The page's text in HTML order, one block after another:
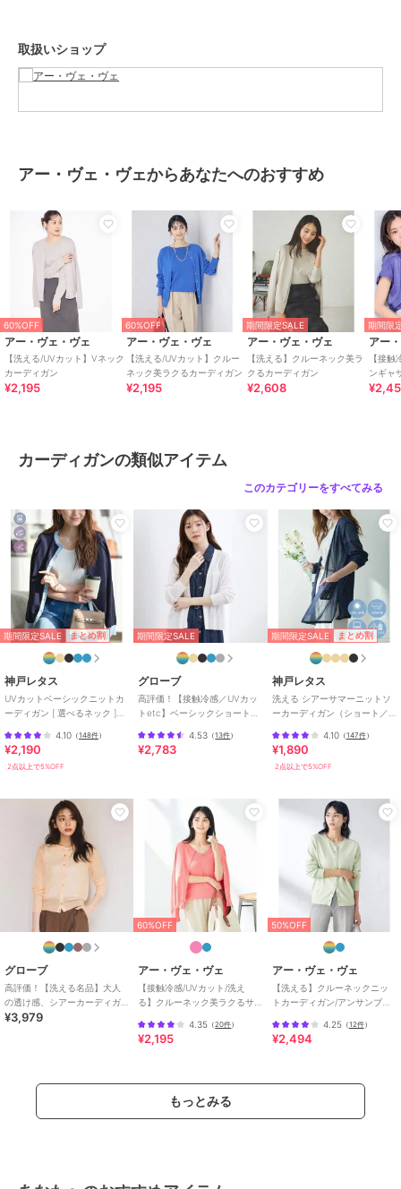
【同素材シリーズ】
◆Vネックパフスリーブニット：K2FED59039
ＸＸＳサイズ:K3CED10049
--------------------
着用シーズン
春：◎ 夏：× 秋：◎ 冬：○
--------------------
透け感：なし
生地の厚さ：ふつう
≪お気に入り登録機能の使い方≫
■商品のお気に入り登録（ハートマークをクリック）
再入荷通知や値下げ等、お得なご案内を受けることができます。
----------------
----
※商品画像は、光の当たり具合やパソコンなどの閲覧環境により
実際の色味と異なって見える場合がございます。
商品の色味の目安は商品単体の画像をご参照ください。
※34(XSサイズ)・42(XLサイズ)はWEB・一部限定店舗での販売です。
ブランド アー・ヴェ・ヴェ
ショップ アー・ヴェ・ヴェ
商品カテゴリ トップス ／ カーディガン
性別タイプ
レディース
トップス ／ カーディガン
カラー
ネイビー、ライトイエロー、ブル
ー、グレージュ、ホワイト、ブラ
ック
サイズ S,M,L,XL
ホワイト/ブラック/ライトイエロ
ー/ブルー/ネイビー/グレージュ：
商品のお取り扱い方法
原産国
取扱いショップ
アー・ヴェ・ヴェからあなたへのおすすめ
60%OFF
アー・ヴェ・ヴェ
【洗える/UVカット】Vネック
カーディガン
¥2,195
60%OFF
アー・ヴェ・ヴェ
【洗える/UVカット】クルー
ネック美ラクるカーディガン
¥2,195
期間限定SALE
アー・ヴェ・ヴェ
【洗える】クルーネック美ラ
クるカーディガン
¥2,608
期間限
アー
【接
ンギャ
乾/イー
カーディガンの類似アイテム
このカテゴリーをすべてみる
期間限定SALE まとめ割
神戸レタス
UVカットベーシックニットカ
ーディガン [ 選べるネック ]
4.10 （148件）
¥2,190
2点以上で5%OFF
期間限定SALE
グローブ
高評価！【接触冷感／UVカッ
トetc】ベーシックショートカ
4.53 （13件）
¥2,783
期間限定SALE まとめ割
神戸レタス
洗える シアーサマーニットソ
ーカーディガン（ショート／
[C3703]
4.10（147件）
¥1,890
2点以上で5%OFF
グローブ
高評価！【洗える名品】大人
の透け感、シアーカーディガ
ン
¥3,979
60%OFF
アー・ヴェ・ヴェ
【接触冷感/UVカット/洗え
る】クルーネック美ラクるサ
4.35 （20件）
¥2,195
50%OFF
アー・ヴェ・ヴェ
【洗える】クルーネックニッ
トカーディガン/アンサンブル
4.25（12件）
¥2,494
もっとみる